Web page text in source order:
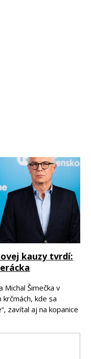
kauzy tvrdí:
Šimečka v
kde sa
zavítal aj na kopanice